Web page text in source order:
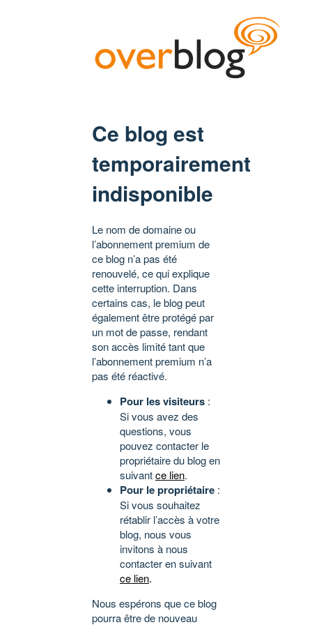
Ce blog est
temporairement
indisponible
Le nom de domaine ou
l’abonnement premium de
ce blog n’a pas été
renouvelé, ce qui explique
cette interruption. Dans
certains cas, le blog peut
également être protégé par
un mot de passe, rendant
son accès limité tant que
l’abonnement premium n’a
pas été réactivé.
Pour les visiteurs :
Si vous avez des
questions, vous
pouvez contacter le
propriétaire du blog en
suivantce lien.
Pour le propriétaire :
Si vous souhaitez
rétablir l’accès à votre
blog, nous vous
invitons à nous
contacter en suivant
ce lien.
Nous espérons que ce blog
pourra être de nouveau